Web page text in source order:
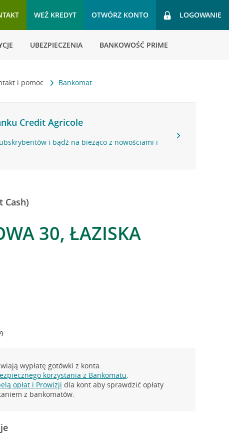
WEŹ KREDYT OTWÓRZ KONTO LOGOWANIE
UBEZPIECZENIA BANKOWOŚĆ PRIME
i pomoc Bankomat
Credit Agricole
i bądź na bieżąco z nowościami i
Cash)
30, ŁAZISKA
wypłatę gotówki z konta.
korzystania z Bankomatu.
opłat i Prowizji dla kont aby sprawdzić opłaty
z bankomatów.